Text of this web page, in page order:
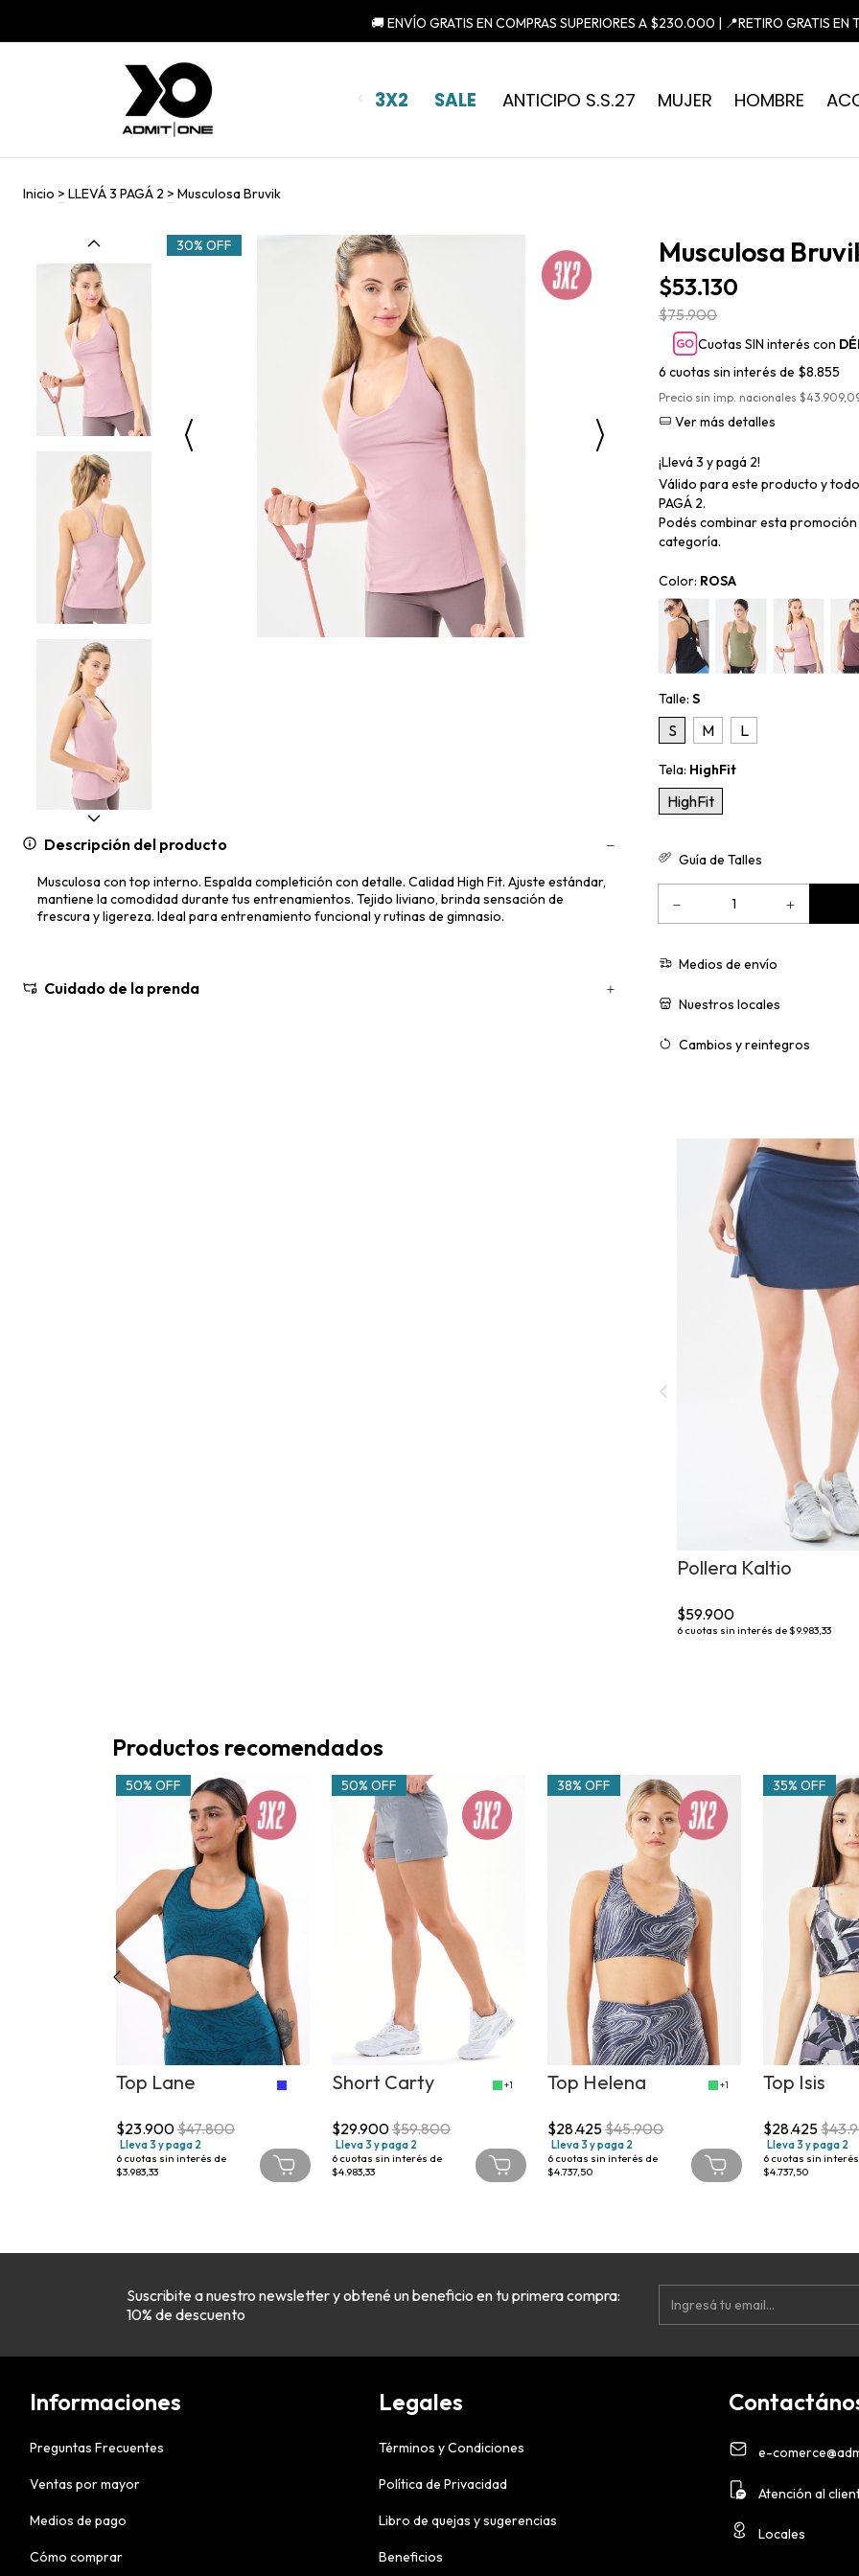
🚚 ENVÍO GRATIS EN COMPRAS SUPERIORES A $230.000 | 📍RETIRO GRATIS EN
3X2 SALE ANTICIPO S.S.27 MUJER HOMBRE
Inicio > LLEVÁ 3 PAGÁ 2 > Musculosa Bruvik
30% OFF
Descripción del producto
Musculosa con top interno. Espalda completición con detalle. Calidad High Fit. Ajuste estándar,
mantiene la comodidad durante tus entrenamientos. Tejido liviano, brinda sensación de
frescura y ligereza. Ideal para entrenamiento funcional y rutinas de gimnasio.
Cuidado de la prenda
Musculosa
$53.130
$75.900
Cuotas SIN interés con
6 cuotas sin interés de $8.855
Precio sin imp. nacionales
Ver más detalles
¡Llevá 3 y pagá 2!
Válido para este producto y
PAGÁ 2.
Podés combinar esta
categoría.
Color: ROSA
Talle: S
S M L
Tela: HighFit
HighFit
Guía de Talles
Medios de envío
Nuestros locales
Cambios y reintegros
Pollera Kaltio
$59.900
6 cuotas sin interés de$9.983,33
Productos recomendados
50% OFF
Top Lane
$23.900$47.800
Lleva 3 y paga 2
6 cuotas sin interés de
$3.983,33
50% OFF
Short Carty +1
$29.900$59.800
Lleva 3 y paga 2
6 cuotas sin interés de
$4.983,33
38% OFF
Top Helena +1
$28.425$45.900
Lleva 3 y paga 2
6 cuotas sin interés de
$4.737,50
35% OFF
Top Isis
$28.425
Lleva 3 y paga 2
6 cuotas sin
$4.737,50
Suscribite a nuestro newsletter y obtené un beneficio en tu primera compra:
10% de descuento
Informaciones
Preguntas Frecuentes
Ventas por mayor
Medios de pago
Cómo comprar
Legales
Términos y Condiciones
Política de Privacidad
Libro de quejas y sugerencias
Beneficios
e-
Atención al
Locales